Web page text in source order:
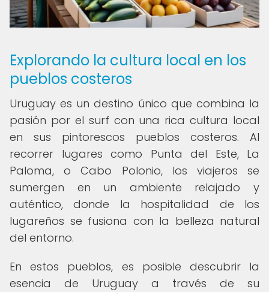
Explorando la cultura local en los
pueblos costeros
Uruguay es un destino único que combina la
pasión por el surf con una rica cultura local
en sus pintorescos pueblos costeros. Al
recorrer lugares como Punta del Este, La
Paloma, o Cabo Polonio, los viajeros se
sumergen en un ambiente relajado y
auténtico, donde la hospitalidad de los
lugareños se fusiona con la belleza natural
del entorno.
En estos pueblos, es posible descubrir la
esencia de Uruguay a través de su